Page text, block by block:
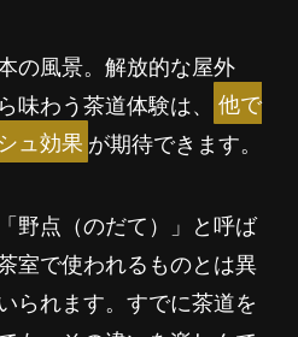
の風景。解放的な屋外
味わう茶道体験は、
他で
ュ効果 が期待できます。
野点（のだて）」と呼ば
室で使われるものとは異
られます。すでに茶道を